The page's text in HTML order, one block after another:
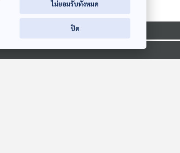
00:00:00
ไม่ยอมรับทั้งหมด
ปิด